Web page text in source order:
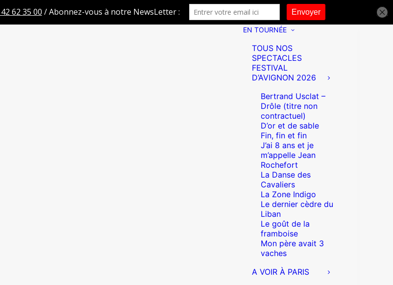
EN TOURNÉE
TOUS NOS
SPECTACLES
FESTIVAL
D’AVIGNON 2026
Bertrand Usclat –
Drôle (titre non
contractuel)
D’or et de sable
Fin, fin et fin
J’ai 8 ans et je
m’appelle Jean
Rochefort
La Danse des
Cavaliers
La Zone Indigo
Le dernier cèdre du
Liban
Le goût de la
framboise
Mon père avait 3
vaches
A VOIR À PARIS